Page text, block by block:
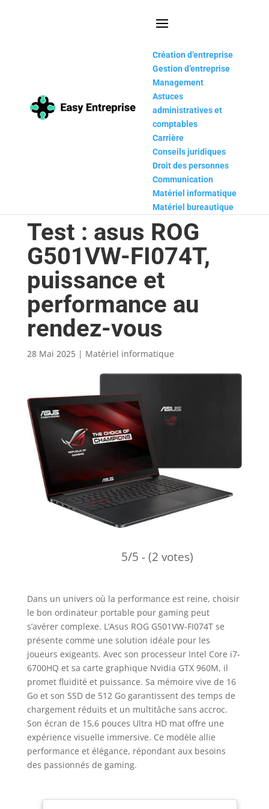
Création d’entreprise
Gestion d’entreprise
Management
Astuces
administratives et
comptables
Carrière
Conseils juridiques
Droit des personnes
Communication
Matériel informatique
Matériel bureautique
Test : asus ROG
G501VW-FI074T,
puissance et
performance au
rendez-vous
28 Mai 2025| Matériel informatique
5/5 - (2 votes)
Dans un univers où la performance est reine, choisir
le bon ordinateur portable pour gaming peut
s’avérer complexe. L’Asus ROG G501VW-FI074T se
présente comme une solution idéale pour les
joueurs exigeants. Avec son processeur Intel Core i7-
6700HQ et sa carte graphique Nvidia GTX 960M, il
promet fluidité et puissance. Sa mémoire vive de 16
Go et son SSD de 512 Go garantissent des temps de
chargement réduits et un multitâche sans accroc.
Son écran de 15,6 pouces Ultra HD mat offre une
expérience visuelle immersive. Ce modèle allie
performance et élégance, répondant aux besoins
des passionnés de gaming.